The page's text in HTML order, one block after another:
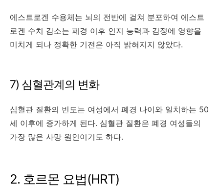
에스트로겐 수용체는 뇌의 전반에 걸쳐 분포하여 에스트
로겐 수치 감소는 폐경 이후 인지 능력과 감정에 영향을
미치게 되나 정확한 기전은 아직 밝혀지지 않았다.
7) 심혈관계의 변화
심혈관 질환의 빈도는 여성에서 폐경 나이와 일치하는 50
세 이후에 증가하게 된다. 심혈관 질환은 폐경 여성들의
가장 많은 사망 원인이기도 하다.
2. 호르몬 요법(HRT)